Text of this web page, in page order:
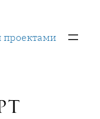
проектами